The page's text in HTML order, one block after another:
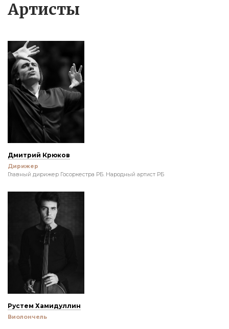
Артисты
Дмитрий Крюков
Дирижер
Главный дирижер Госоркестра РБ. Народный артист РБ
Рустем Хамидуллин
Виолончель